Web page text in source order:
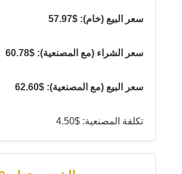
سعر البيع (خام): $57.97
سعر الشراء (مع المصنعية): $60.78
سعر البيع (مع المصنعية): $62.60
تكلفة المصنعية: $4.50